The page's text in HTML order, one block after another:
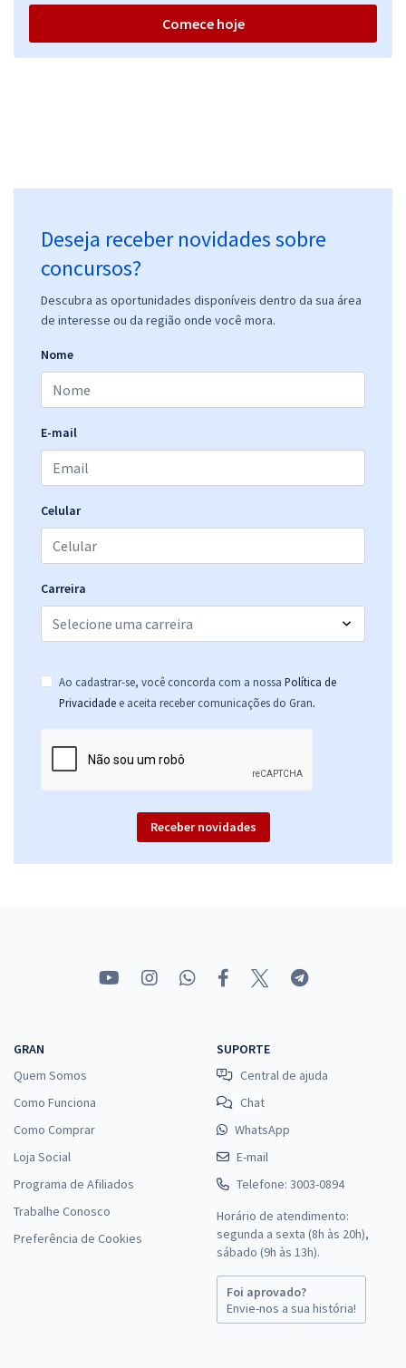
Comece hoje
Deseja receber novidades sobre
concursos?
Descubra as oportunidades disponíveis dentro da sua área
de interesse ou da região onde você mora.
Nome
E-mail
Celular
Carreira
Ao cadastrar-se, você concorda com a nossa Política de
Privacidade e aceita receber comunicações do Gran.
Receber novidades
GRAN
Quem Somos
Como Funciona
Como Comprar
Loja Social
Programa de Afiliados
Trabalhe Conosco
Preferência de Cookies
SUPORTE
Central de ajuda
Chat
WhatsApp
E-mail
Telefone: 3003-0894
Horário de atendimento:
segunda a sexta (8h às 20h),
sábado (9h às 13h).
Foi aprovado?
Envie-nos a sua história!